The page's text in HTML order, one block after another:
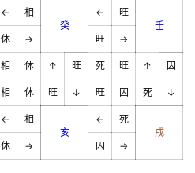
←
相
癸
←
旺
壬
休 → 旺 →
相 休 ↑ 旺 死 旺 ↑ 囚
相 休 旺 ↓ 旺 囚 死 ↓
←
相
亥
←
死
戌
休 → 囚 →